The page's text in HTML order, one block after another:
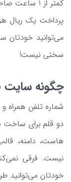
کمتر از 1
پرداخت یک ریال
می‌توانید خودتان
سختی نیست!
چگونه سایت
شماره تلفن
دو قلم برای ساخت
هاست، دامنه،
نیست. فرقی
خودتان می‌توانید